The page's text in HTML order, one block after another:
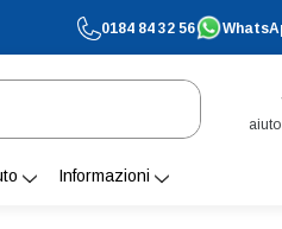
0184 84 32 56
Informazioni